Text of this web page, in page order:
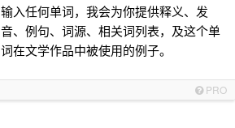
输入任何单词，我会为你提供释义、发
音、例句、词源、相关词列表，及这个单
词在文学作品中被使用的例子。
PRO